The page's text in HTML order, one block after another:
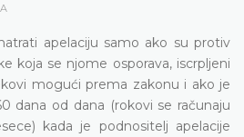
apelaciju samo ako su protiv
koja se njome osporava, iscrpljeni
mogući prema zakonu i ako je
dana od dana (rokovi se računaju
kada je podnositelj apelacije